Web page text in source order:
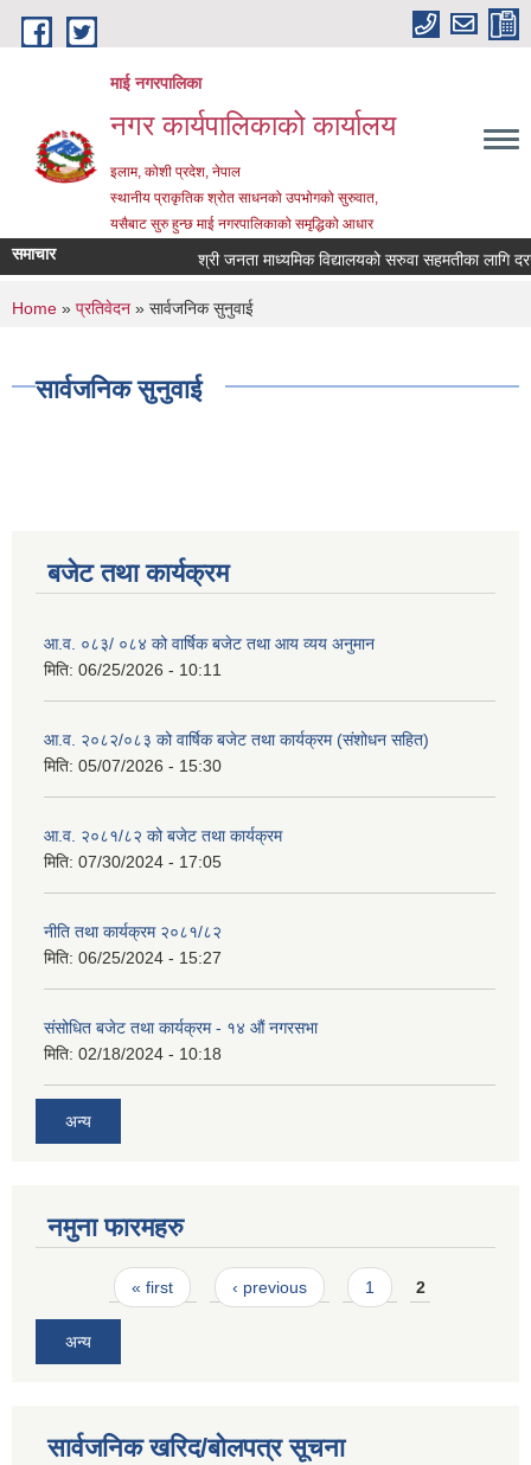
Skip to main content
माई नगरपालिका
नगर कार्यपालिकाको कार्यालय
इलाम, कोशी प्रदेश, नेपाल
स्थानीय प्राकृतिक श्रोत साधनको उपभोगको सुरुवात,
यसैबाट सुरु हुन्छ माई नगरपालिकाको समृद्धिको आधार
समाचार श्री जनता माध्यमिक विद्यालयको सरुवा सहमतीका लागि
You are here
Home » प्रतिवेदन » सार्वजनिक सुनुवाई
सार्वजनिक सुनुवाई
बजेट तथा कार्यक्रम
आ.व. ०८३/ ०८४ को वार्षिक बजेट तथा आय व्यय अनुमान
मिति: 06/25/2026 - 10:11
आ.व. २०८२/०८३ को वार्षिक बजेट तथा कार्यक्रम (संशोधन सहित)
मिति: 05/07/2026 - 15:30
आ.व. २०८१/८२ को बजेट तथा कार्यक्रम
मिति: 07/30/2024 - 17:05
नीति तथा कार्यक्रम २०८१/८२
मिति: 06/25/2024 - 15:27
संसोधित बजेट तथा कार्यक्रम - १४ औं नगरसभा
मिति: 02/18/2024 - 10:18
अन्य
नमुना फारमहरु
Pages« first ‹ previous 1 2
अन्य
सार्वजनिक खरिद/बोलपत्र सूचना